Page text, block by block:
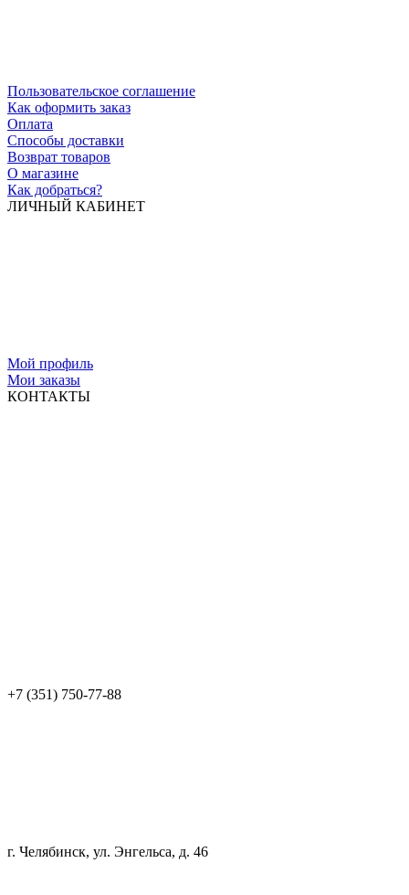
Пользовательское соглашение
Как оформить заказ
Оплата
Способы доставки
Возврат товаров
О магазине
Как добраться?
ЛИЧНЫЙ КАБИНЕТ
Мой профиль
Мои заказы
КОНТАКТЫ
+7 (351) 750-77-88
г. Челябинск, ул. Энгельса, д. 46